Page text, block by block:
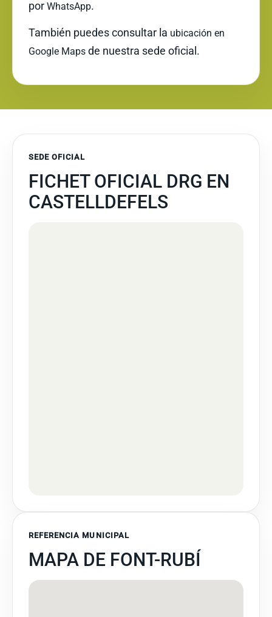
por WhatsApp.
También puedes consultar la ubicación en
Google Maps de nuestra sede oficial.
SEDE OFICIAL
FICHET OFICIAL DRG EN
CASTELLDEFELS
REFERENCIA MUNICIPAL
MAPA DE FONT-RUBÍ